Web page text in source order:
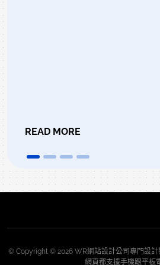
READ MORE
© Copyright © 2026 WR網站設計公司專門設計
網頁都支援手機跟平板